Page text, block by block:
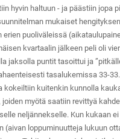
hyvin haltuun - ja päästiin jopa
mukaiset hengityksen
puoliväleissä
kvartaalin jälkeen peli oli
jaksolla puntit tasoittui ja
tasalukemissa 33-33.
kokeiltiin kuitenkin kunnolla
myötä saatiin revittyä
neljännekselle. Kun kukaan
(aivan loppuminuutteja lukuun